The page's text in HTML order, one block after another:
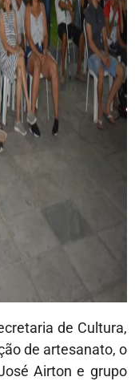
de Cultura,
de artesanato, o
Airton e grupo